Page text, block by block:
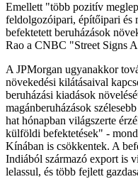
Emellett "több pozitív
feldolgozóipari, építőipari és
befektetett beruházások
Rao a CNBC "Street Signs
A JPMorgan ugyanakkor
növekedési kilátásaival
beruházási kiadások
magánberuházások
hat hónapban világszerte
külföldi befektetések" -
Kínában is csökkentek. A
Indiából származó export is
lelassul, és több fejlett